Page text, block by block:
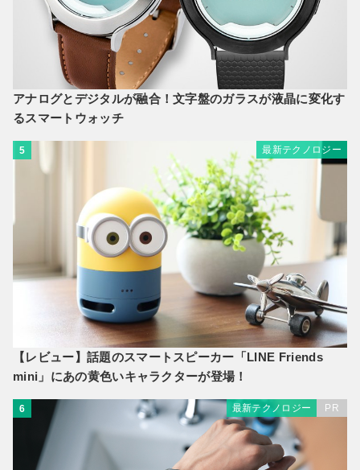
アナログとデジタルが融合！文字盤のガラスが液晶に変化す
るスマートウォッチ
5 最新テクノロジー
【レビュー】話題のスマートスピーカー「LINE Friends
mini」にあの黄色いキャラクターが登場！
6 最新テクノロジー PR